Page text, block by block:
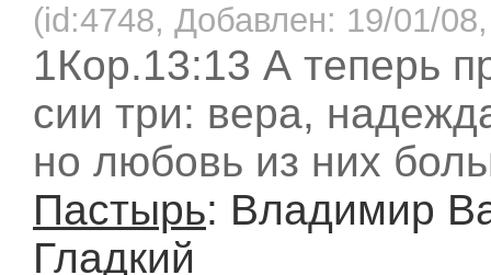
(id:4748, Добавлен: 19/01/
1Кор.13:13 А теперь
сии три: вера,
но любовь из них
Пастырь: Владимир
Гладкий